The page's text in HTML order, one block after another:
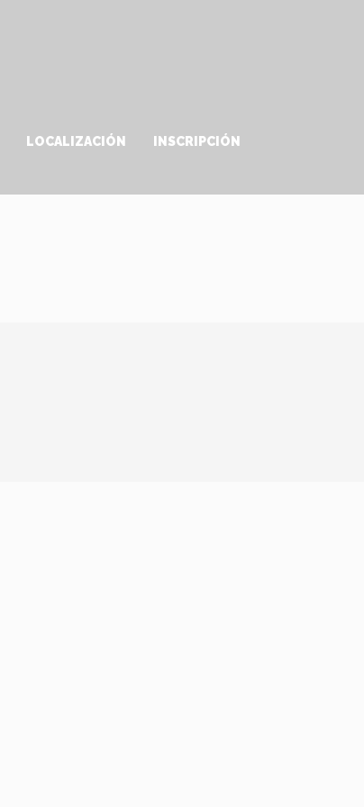
LOCALIZACIÓN INSCRIPCIÓN